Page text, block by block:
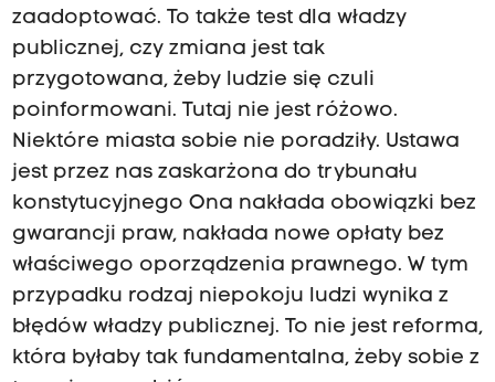
zaadoptować. To także test dla władzy
publicznej, czy zmiana jest tak
przygotowana, żeby ludzie się czuli
poinformowani. Tutaj nie jest różowo.
Niektóre miasta sobie nie poradziły. Ustawa
jest przez nas zaskarżona do trybunału
konstytucyjnego Ona nakłada obowiązki bez
gwarancji praw, nakłada nowe opłaty bez
właściwego oporządzenia prawnego. W tym
przypadku rodzaj niepokoju ludzi wynika z
błędów władzy publicznej. To nie jest reforma,
która byłaby tak fundamentalna, żeby sobie z